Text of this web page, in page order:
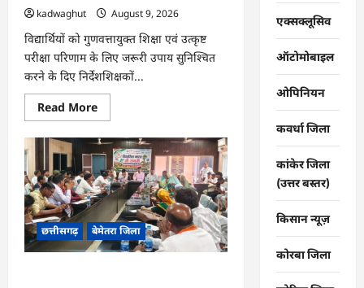
28000
राखियां…
kadwaghut
August 9, 2026
विद्यार्थियों को गुणवत्तायुक्त शिक्षा एवं उत्कृष्ट
परीक्षा परिणाम के लिए जरूरी उपाय सुनिश्चित
करने के दिए निर्देशशिक्षकों...
Read MoreRead
more
CG
:
कलेक्टर
ने
प्राचार्यों
एवं
शिक्षकों
की
बैठक
लेकर
शिक्षा
छत्तीसगढ़ बेमेतरा जिला
एक्सक्लूसिव
ऑटोमोबाइल
ओपिनियन
कवर्धा जिला
कांकेर जिला
(उत्तर बस्तर)
किसान न्यूज़
कोरबा जिला